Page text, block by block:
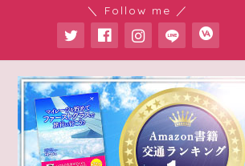
＼ Follow me ／